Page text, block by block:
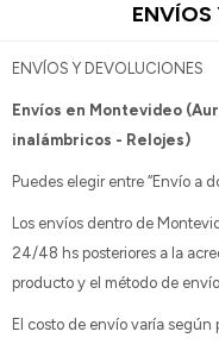
ENVÍOS
ENVÍOS Y DEVOLUCIONES
Envíos en Montevideo
inalámbricos - Relojes)
Puedes elegir entre “Envío a
Los envíos dentro de
24/48 hs posteriores a la
producto y el método de
El costo de envío varía según